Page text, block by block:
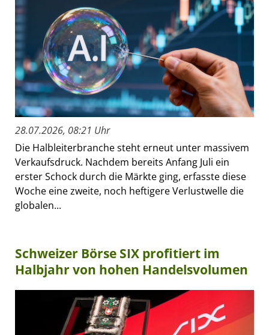
28.07.2026, 08:21 Uhr
Die Halbleiterbranche steht erneut unter massivem
Verkaufsdruck. Nachdem bereits Anfang Juli ein
erster Schock durch die Märkte ging, erfasste diese
Woche eine zweite, noch heftigere Verlustwelle die
globalen...
Schweizer Börse SIX profitiert im
Halbjahr von hohen Handelsvolumen